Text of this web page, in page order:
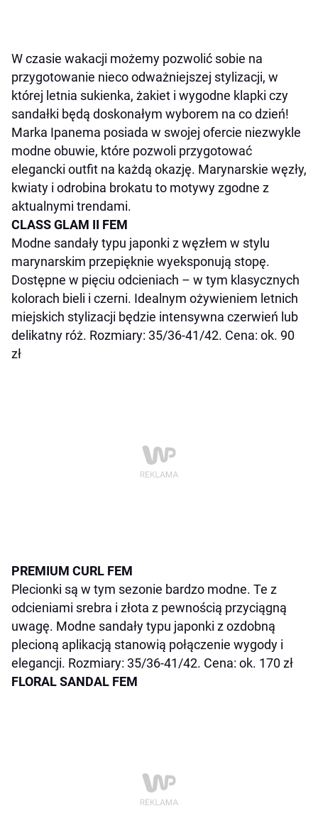
W czasie wakacji możemy pozwolić sobie na
przygotowanie nieco odważniejszej stylizacji, w
której letnia sukienka, żakiet i wygodne klapki czy
sandałki będą doskonałym wyborem na co dzień!
Marka Ipanema posiada w swojej ofercie niezwykle
modne obuwie, które pozwoli przygotować
elegancki outfit na każdą okazję. Marynarskie węzły,
kwiaty i odrobina brokatu to motywy zgodne z
aktualnymi trendami.
CLASS GLAM II FEM
Modne sandały typu japonki z węzłem w stylu
marynarskim przepięknie wyeksponują stopę.
Dostępne w pięciu odcieniach – w tym klasycznych
kolorach bieli i czerni. Idealnym ożywieniem letnich
miejskich stylizacji będzie intensywna czerwień lub
delikatny róż. Rozmiary: 35/36-41/42. Cena: ok. 90
zł
PREMIUM CURL FEM
Plecionki są w tym sezonie bardzo modne. Te z
odcieniami srebra i złota z pewnością przyciągną
uwagę. Modne sandały typu japonki z ozdobną
plecioną aplikacją stanowią połączenie wygody i
elegancji. Rozmiary: 35/36-41/42. Cena: ok. 170 zł
FLORAL SANDAL FEM